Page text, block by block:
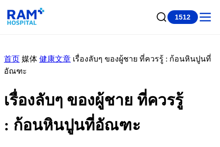
1512
首页 媒体 健康文章 เรื่องลับๆ ของผู้ชาย ที่ควรรู้ : ก้อนหินปูนที่
อัณฑะ
เรื่องลับๆ ของผู้ชาย ที่ควรรู้
: ก้อนหินปูนที่อัณฑะ